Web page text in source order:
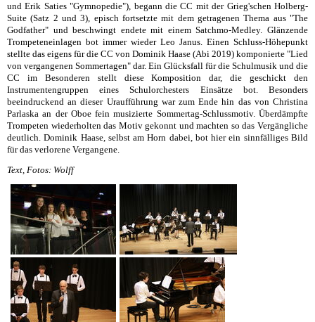
und Erik Saties "Gymnopedie"), begann die CC mit der Grieg'schen Holberg-
Suite (Satz 2 und 3), episch fortsetzte mit dem getragenen Thema aus "The
Godfather" und beschwingt endete mit einem Satchmo-Medley. Glänzende
Trompeteneinlagen bot immer wieder Leo Janus. Einen Schluss-Höhepunkt
stellte das eigens für die CC von Dominik Haase (Abi 2019) komponierte "Lied
von vergangenen Sommertagen" dar. Ein Glücksfall für die Schulmusik und die
CC im Besonderen stellt diese Komposition dar, die geschickt den
Instrumentengruppen eines Schulorchesters Einsätze bot. Besonders
beeindruckend an dieser Uraufführung war zum Ende hin das von Christina
Parlaska an der Oboe fein musizierte Sommertag-Schlussmotiv. Überdämpfte
Trompeten wiederholten das Motiv gekonnt und machten so das Vergängliche
deutlich. Dominik Haase, selbst am Horn dabei, bot hier ein sinnfälliges Bild
für das verlorene Vergangene.
Text, Fotos: Wolff